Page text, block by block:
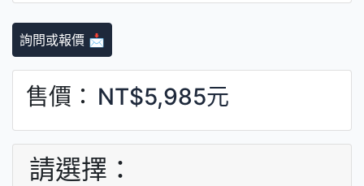
詢問或報價 📩
售價： NT$5,985元
請選擇：